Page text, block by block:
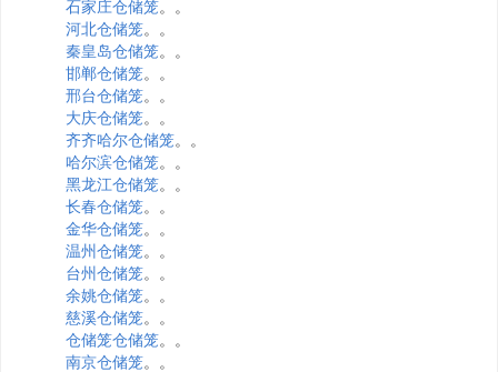
石家庄仓储笼。。
河北仓储笼。。
秦皇岛仓储笼。。
邯郸仓储笼。。
邢台仓储笼。。
大庆仓储笼。。
齐齐哈尔仓储笼。。
哈尔滨仓储笼。。
黑龙江仓储笼。。
长春仓储笼。。
金华仓储笼。。
温州仓储笼。。
台州仓储笼。。
余姚仓储笼。。
慈溪仓储笼。。
仓储笼仓储笼。。
南京仓储笼。。